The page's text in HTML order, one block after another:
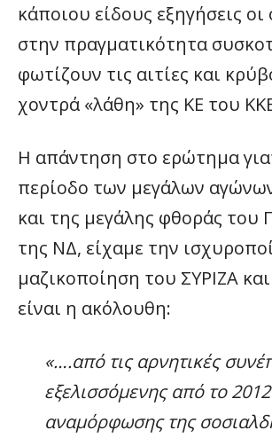
κάποιου είδους εξηγήσεις
στην πραγματικότητα
φωτίζουν τις αιτίες και
χοντρά «λάθη» της ΚΕ του
Η απάντηση στο ερώτημα
περίοδο των μεγάλων
και της μεγάλης φθοράς του
της ΝΔ, είχαμε την
μαζικοποίηση του ΣΥΡΙΖΑ
είναι η ακόλουθη:
«….από τις αρνητικές
εξελισσόμενης από το 2012
αναμόρφωσης της